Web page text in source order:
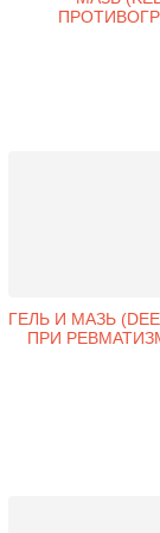
ГЕЛЬ И МАЗЬ
ПРИ